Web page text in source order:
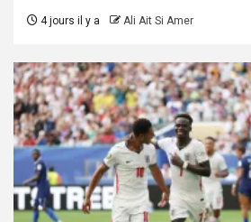
4 jours il y a Ali Ait Si Amer